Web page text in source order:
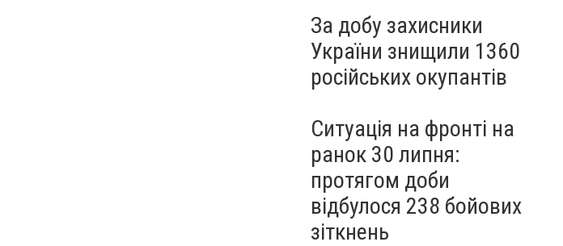
За добу захисники
України знищили 1360
російських окупантів
Ситуація на фронті на
ранок 30 липня:
протягом доби
відбулося 238 бойових
зіткнень